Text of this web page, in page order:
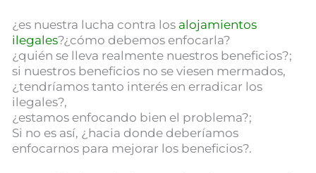
¿es nuestra lucha contra los alojamientos
ilegales?¿cómo debemos enfocarla?
¿quién se lleva realmente nuestros beneficios?;
si nuestros beneficios no se viesen mermados,
¿tendríamos tanto interés en erradicar los
ilegales?,
¿estamos enfocando bien el problema?;
Si no es así, ¿hacia donde deberíamos
enfocarnos para mejorar los beneficios?.